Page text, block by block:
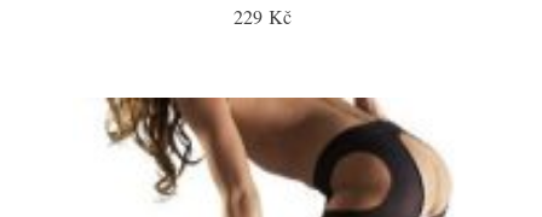
229 Kč